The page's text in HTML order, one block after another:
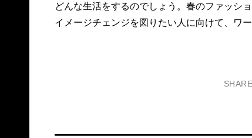
どんな生活をするのでしょう。春のファッシ
イメージチェンジを図りたい人に向けて、ワ
SHARE